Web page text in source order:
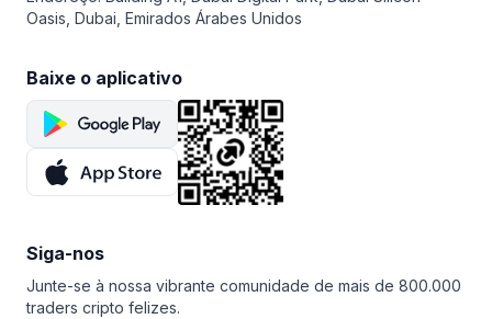
Binance Smart Chain, Binance Academy, Trust Wallet e
recebeu elogios merecidos na mídia online. Bitsgap se
orgulha de sua segurança para os traders, uma vasta
comunidade amigável. Se você deseja acesso a
ferramentas de negociação inteligente para ganhar em
criptomoedas, então Bitsgap é para você!
Oasis, Dubai, Emirados Árabes Unidos
Baixe o aplicativo
Siga-nos
Junte-se à nossa vibrante comunidade de mais de 800.000
traders cripto felizes.